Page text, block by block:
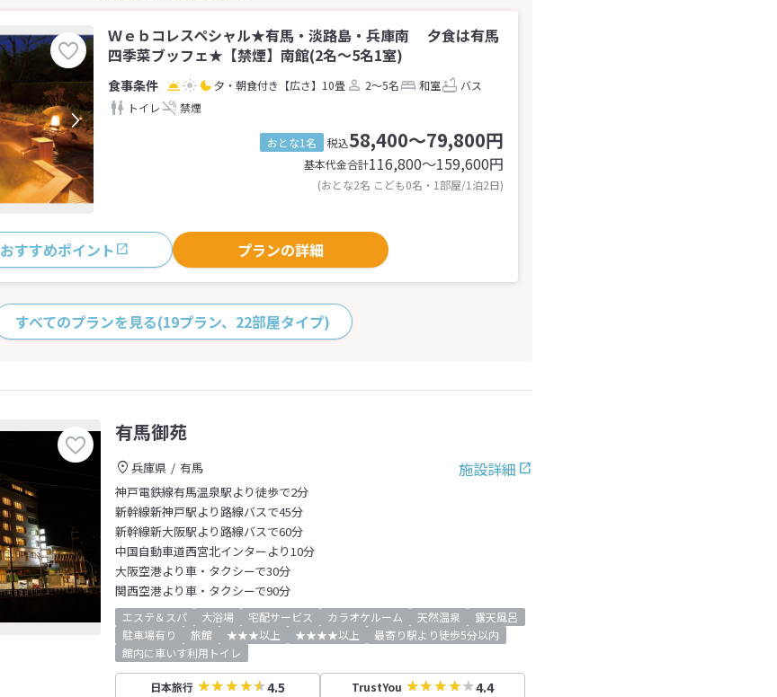
Ｗｅｂコレスペシャル★有馬・淡路島・兵庫南 夕食は有馬
四季菜ブッフェ★【禁煙】南館(2名～5名1室)
夕・朝食付き 【広さ】10畳 2～5名 和室
バス
トイレ
禁煙
おとな1名 税込58,400～79,800円
基本代金合計116,800〜159,600円
(おとな2名 こども0名・1部屋/1泊2日)
おすすめポイント プランの詳細
すべてのプランを見る(19プラン、22部屋タイプ)
有馬御苑
施設詳細
兵庫県
有馬
神戸電鉄線有馬温泉駅より徒歩で2分
新幹線新神戸駅より路線バスで45分
新幹線新大阪駅より路線バスで60分
中国自動車道西宮北インターより10分
大阪空港より車・タクシーで30分
関西空港より車・タクシーで90分
エステ＆スパ 大浴場 宅配サービス カラオケルーム 天然温泉
露天風呂
駐車場有り
旅館 ★★★以上 ★★★★以上
最寄り駅より徒歩5分以内
館内に車いす利用トイレ
日本旅行 4.5 TrustYou 4.4